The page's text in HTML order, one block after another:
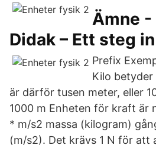
Ämne -
Didak – Ett steg
Prefix
Kilo betyder
är därför tusen meter, eller
1000 m Enheten för kraft är
* m/s2 massa (kilogram)
(m/s2). Det krävs 1 N för att